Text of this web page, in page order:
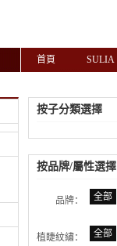
首頁 SULIA
按子分類選擇
按品牌/屬性選擇
品牌： 全部
植睫紋繡： 全部